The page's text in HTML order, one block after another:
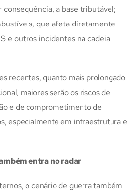
consequência, a base tributável;
que afeta diretamente
e outros incidentes na cadeia
recentes, quanto mais prolongado
maiores serão os riscos de
e de comprometimento de
especialmente em infraestrutura e
entra no radar
o cenário de guerra também